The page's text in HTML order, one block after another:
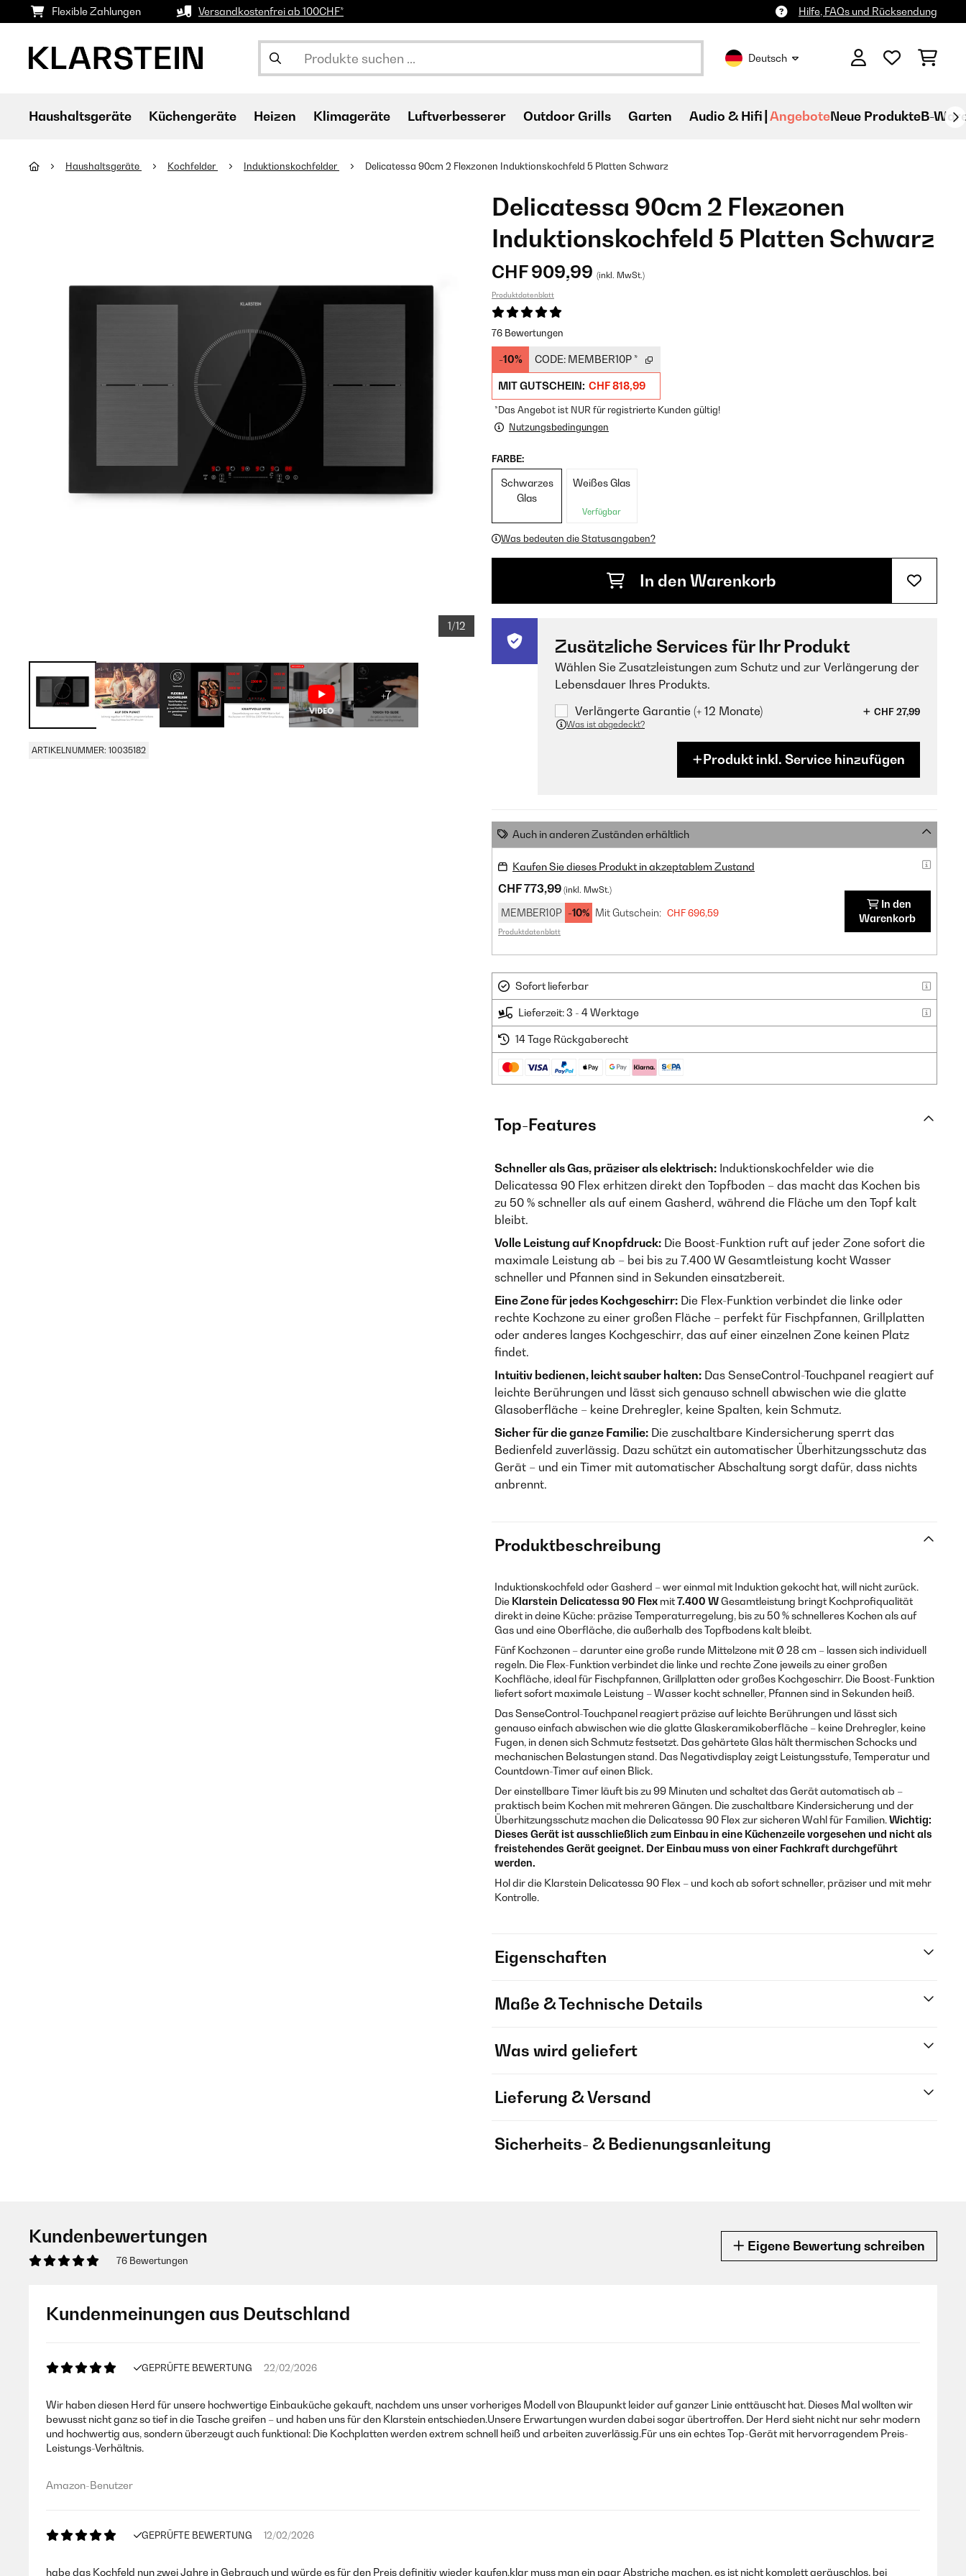
Flexible Zahlungen Versandkostenfrei ab 100CHF* Hilfe, FAQs und Rücksendung
Deutsch
Haushaltsgeräte Küchengeräte Heizen Klimageräte Luftverbesserer Outdoor Grills Garten Audio & Hifi AngeboteNeue ProdukteB-
Haushaltsgeräte Kochfelder Induktionskochfelder Delicatessa 90cm 2 Flexzonen Induktionskochfeld 5 Platten Schwarz
1/12
+7
ARTIKELNUMMER: 10035182
Delicatessa 90cm 2 Flexzonen
Induktionskochfeld 5 Platten Schwarz
CHF 909,99 (inkl. MwSt.)
Produktdatenblatt
76 Bewertungen
-10% CODE: MEMBER10P *
MIT GUTSCHEIN: CHF 818,99
*Das Angebot ist NUR für registrierte Kunden gültig!
Nutzungsbedingungen
FARBE:
Schwarzes
Glas
Weißes Glas
Verfügbar
Was bedeuten die Statusangaben?
In den Warenkorb
Zusätzliche Services für Ihr Produkt
Wählen Sie Zusatzleistungen zum Schutz und zur Verlängerung der
Lebensdauer Ihres Produkts.
Verlängerte Garantie (+ 12 Monate)
CHF 27,99
Was ist abgedeckt?
Produkt inkl. Service hinzufügen
Auch in anderen Zuständen erhältlich
Kaufen Sie dieses Produkt in akzeptablem Zustand
CHF 773,99 (inkl. MwSt.)
MEMBER10P -10% Mit Gutschein: CHF 696,59
Produktdatenblatt
In den
Warenkorb
Sofort lieferbar
Lieferzeit: 3 - 4 Werktage
14 Tage Rückgaberecht
Top-Features
Schneller als Gas, präziser als elektrisch: Induktionskochfelder wie die
Delicatessa 90 Flex erhitzen direkt den Topfboden – das macht das Kochen bis
zu 50 % schneller als auf einem Gasherd, während die Fläche um den Topf kalt
bleibt.
Volle Leistung auf Knopfdruck: Die Boost-Funktion ruft auf jeder Zone sofort die
maximale Leistung ab – bei bis zu 7.400 W Gesamtleistung kocht Wasser
schneller und Pfannen sind in Sekunden einsatzbereit.
Eine Zone für jedes Kochgeschirr: Die Flex-Funktion verbindet die linke oder
rechte Kochzone zu einer großen Fläche – perfekt für Fischpfannen, Grillplatten
oder anderes langes Kochgeschirr, das auf einer einzelnen Zone keinen Platz
findet.
Intuitiv bedienen, leicht sauber halten: Das SenseControl-Touchpanel reagiert auf
leichte Berührungen und lässt sich genauso schnell abwischen wie die glatte
Glasoberfläche – keine Drehregler, keine Spalten, kein Schmutz.
Sicher für die ganze Familie: Die zuschaltbare Kindersicherung sperrt das
Bedienfeld zuverlässig. Dazu schützt ein automatischer Überhitzungsschutz das
Gerät – und ein Timer mit automatischer Abschaltung sorgt dafür, dass nichts
anbrennt.
Produktbeschreibung
Induktionskochfeld oder Gasherd – wer einmal mit Induktion gekocht hat, will nicht zurück.
Die Klarstein Delicatessa 90 Flex mit7.400 WGesamtleistung bringt Kochprofiqualität
direkt in deine Küche: präzise Temperaturregelung, bis zu 50 % schnelleres Kochen als auf
Gas und eine Oberfläche, die außerhalb des Topfbodens kalt bleibt.
Fünf Kochzonen – darunter eine große runde Mittelzone mit Ø 28 cm – lassen sich individuell
regeln. Die Flex-Funktion verbindet die linke und rechte Zone jeweils zu einer großen
Kochfläche, ideal für Fischpfannen, Grillplatten oder großes Kochgeschirr. Die Boost-Funktion
liefert sofort maximale Leistung – Wasser kocht schneller, Pfannen sind in Sekunden heiß.
Das SenseControl-Touchpanel reagiert präzise auf leichte Berührungen und lässt sich
genauso einfach abwischen wie die glatte Glaskeramikoberfläche – keine Drehregler, keine
Fugen, in denen sich Schmutz festsetzt. Das gehärtete Glas hält thermischen Schocks und
mechanischen Belastungen stand. Das Negativdisplay zeigt Leistungsstufe, Temperatur und
Countdown-Timer auf einen Blick.
Der einstellbare Timer läuft bis zu 99 Minuten und schaltet das Gerät automatisch ab –
praktisch beim Kochen mit mehreren Gängen. Die zuschaltbare Kindersicherung und der
Überhitzungsschutz machen die Delicatessa 90 Flex zur sicheren Wahl für Familien.Wichtig:
Dieses Gerät ist ausschließlich zum Einbau in eine Küchenzeile vorgesehen und nicht als
freistehendes Gerät geeignet. Der Einbau muss von einer Fachkraft durchgeführt
werden.
Hol dir die Klarstein Delicatessa 90 Flex – und koch ab sofort schneller, präziser und mit mehr
Kontrolle.
Eigenschaften
Maße & Technische Details
Was wird geliefert
Lieferung & Versand
Sicherheits- & Bedienungsanleitung
Kundenbewertungen
76 Bewertungen
Eigene Bewertung schreiben
Kundenmeinungen aus Deutschland
GEPRÜFTE BEWERTUNG 22/02/2026
Wir haben diesen Herd für unsere hochwertige Einbauküche gekauft, nachdem uns unser vorheriges Modell von Blaupunkt leider auf ganzer Linie enttäuscht hat. Dieses Mal wollten wir
bewusst nicht ganz so tief in die Tasche greifen – und haben uns für den Klarstein entschieden.Unsere Erwartungen wurden dabei sogar übertroffen. Der Herd sieht nicht nur sehr modern
und hochwertig aus, sondern überzeugt auch funktional: Die Kochplatten werden extrem schnell heiß und arbeiten zuverlässig.Für uns ein echtes Top-Gerät mit hervorragendem Preis-
Leistungs-Verhältnis.
Amazon-Benutzer
GEPRÜFTE BEWERTUNG 12/02/2026
habe das Kochfeld nun zwei Jahre in Gebrauch und würde es für den Preis definitiv wieder kaufen.klar muss man ein paar Abstriche machen, es ist nicht komplett geräuschlos, bei